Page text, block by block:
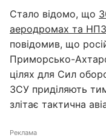
Стало відомо, що
аеродромах та НПЗ
повідомив, що
Приморсько-
цілях для Сил
ЗСУ приділяють
злітає тактична
Реклама